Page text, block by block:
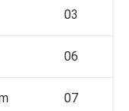
03
06
07